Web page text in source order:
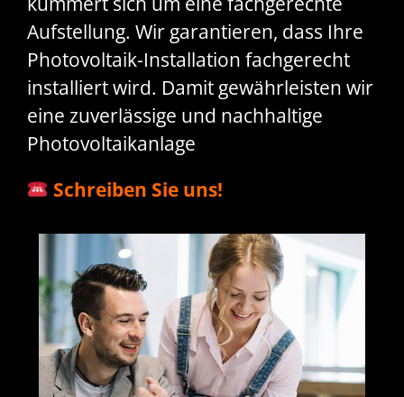
Aufstellung. Wir garantieren, dass Ihre
Photovoltaik-Installation fachgerecht
installiert wird. Damit gewährleisten wir
eine zuverlässige und nachhaltige
Photovoltaikanlage
Schreiben Sie uns!